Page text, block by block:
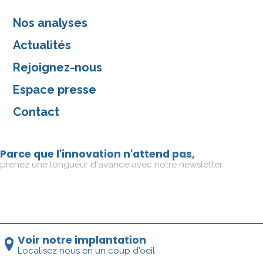
Nos analyses
Actualités
Rejoignez-nous
Espace presse
Contact
Parce que l'innovation n'attend pas,
prenez une longueur d'avance avec notre newsletter.
Voir notre implantation
Localisez nous en un coup d'oeil